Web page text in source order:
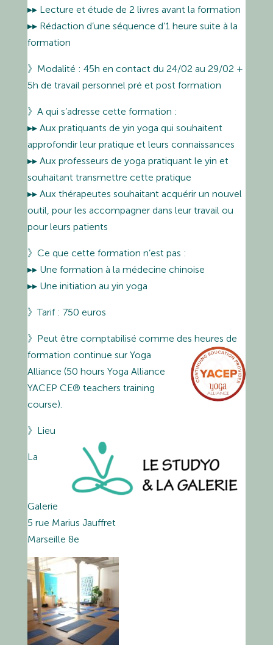
▸▸ Lecture et étude de 2 livres avant la formation
▸▸ Rédaction d’une séquence d’1 heure suite à la
formation
》Modalité : 45h en contact du 24/02 au 29/02 +
5h de travail personnel pré et post formation
》A qui s’adresse cette formation :
▸▸ Aux pratiquants de yin yoga qui souhaitent
approfondir leur pratique et leurs connaissances
▸▸ Aux professeurs de yoga pratiquant le yin et
souhaitant transmettre cette pratique
▸▸ Aux thérapeutes souhaitant acquérir un nouvel
outil, pour les accompagner dans leur travail ou
pour leurs patients
》Ce que cette formation n’est pas :
▸▸ Une formation à la médecine chinoise
▸▸ Une initiation au yin yoga
》Tarif : 750 euros
》Peut être comptabilisé comme des heures de
formation continue sur Yoga
Alliance (50 hours Yoga Alliance
YACEP CE® teachers training
course).
》Lieu
La
Galerie
5 rue Marius Jauffret
Marseille 8e